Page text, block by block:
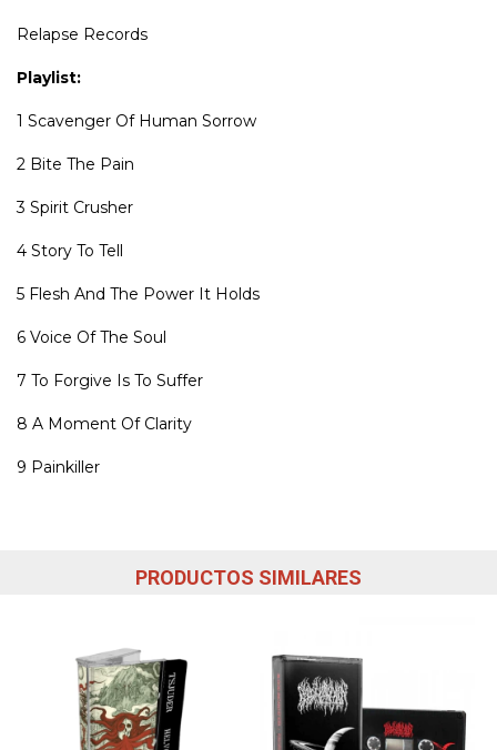
Relapse Records
Playlist:
1 Scavenger Of Human Sorrow
2 Bite The Pain
3 Spirit Crusher
4 Story To Tell
5 Flesh And The Power It Holds
6 Voice Of The Soul
7 To Forgive Is To Suffer
8 A Moment Of Clarity
9 Painkiller
PRODUCTOS SIMILARES